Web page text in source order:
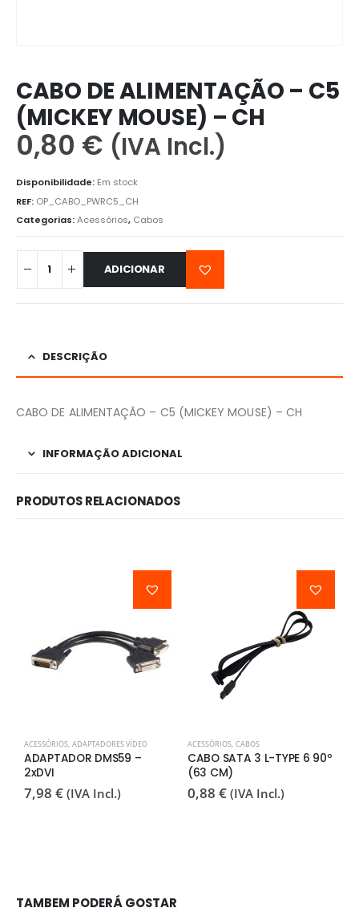
CABO DE ALIMENTAÇÃO – C5
(MICKEY MOUSE) – CH
0,80 € (IVA Incl.)
Disponibilidade: Em stock
REF: OP_CABO_PWRC5_CH
Categorias:Acessórios, Cabos
ADICIONAR
DESCRIÇÃO
CABO DE ALIMENTAÇÃO – C5 (MICKEY MOUSE) – CH
INFORMAÇÃO ADICIONAL
PRODUTOS RELACIONADOS
ACESSÓRIOS, ADAPTADORES VÍDEO
ADAPTADOR DMS59 –
2xDVI
7,98 € (IVA Incl.)
ACESSÓRIOS, CABOS
CABO SATA 3 L-TYPE 6 90º
(63 CM)
0,88 € (IVA Incl.)
TAMBEM PODERÁ GOSTAR